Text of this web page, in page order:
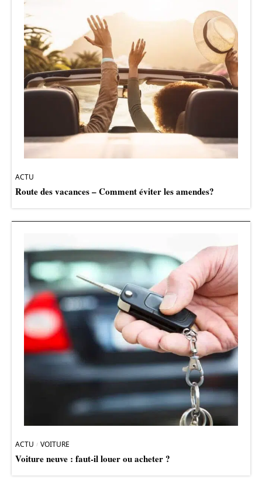
ACTU
Route des vacances – Comment éviter les amendes?
ACTU VOITURE
Voiture neuve : faut-il louer ou acheter ?